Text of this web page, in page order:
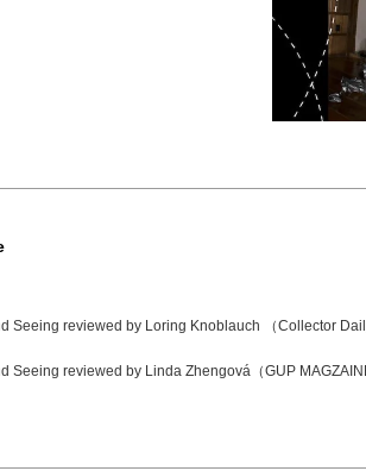
Seeing reviewed by Loring Knoblauch （Collector
Seeing reviewed by Linda Zhengová（GUP